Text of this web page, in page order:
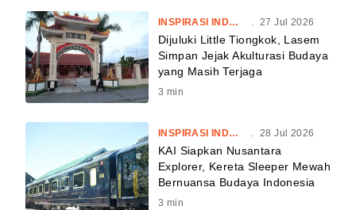
INSPIRASI INDONESIA . 27 Jul 2026
Dijuluki Little Tiongkok, Lasem
Simpan Jejak Akulturasi Budaya
yang Masih Terjaga
3 min
INSPIRASI INDONESIA . 28 Jul 2026
KAI Siapkan Nusantara
Explorer, Kereta Sleeper Mewah
Bernuansa Budaya Indonesia
3 min